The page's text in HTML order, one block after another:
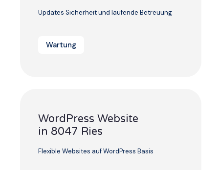
Updates Sicherheit und laufende Betreuung
Wartung
WordPress Website
in 8047 Ries
Flexible Websites auf WordPress Basis